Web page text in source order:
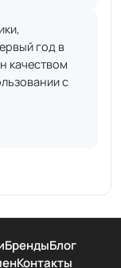
год в
качеством
с
БрендыБлог
Контакты